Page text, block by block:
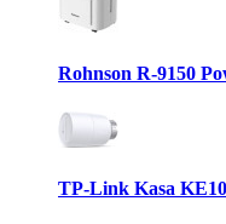
Rohnson R-9150
TP-Link Kasa